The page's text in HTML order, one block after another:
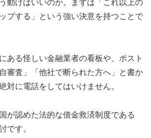
動けばいいのか。まずは「これ以上の
プする」という強い決意を持つことで
ある怪しい金融業者の看板や、ポスト
審査」「他社で断られた方へ」と書か
対に電話をしてはいけません。
が認めた法的な借金救済制度である
です。